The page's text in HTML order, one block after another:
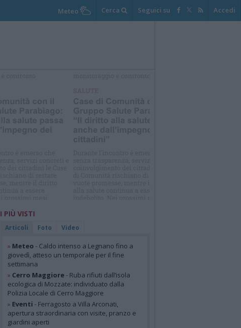
Meteo Cerca Seguici su Accedi
I PIÙ VISTI
Articoli Foto Video
» Meteo - Caldo intenso a Legnano fino a
giovedì, atteso un temporale per il fine
settimana
» Cerro Maggiore- Ruba rifiuti dall’isola
ecologica di Mozzate: individuato dalla
Polizia Locale di Cerro Maggiore
» Eventi - Ferragosto a Villa Arconati,
apertura straordinaria con visite, pranzo e
giardini aperti